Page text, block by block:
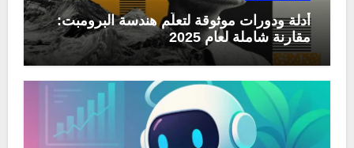
أدلة ودورات موثوقة لتعلّم هندسة البرومبت:
مقارنة شاملة لعام 2025